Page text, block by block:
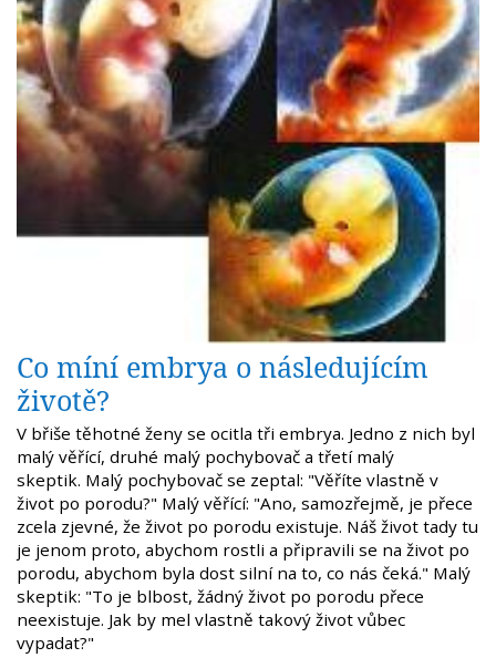
Co míní embrya o následujícím
životě?
V břiše těhotné ženy se ocitla tři embrya. Jedno z nich byl
malý věřící, druhé malý pochybovač a třetí malý
skeptik. Malý pochybovač se zeptal: "Věříte vlastně v
život po porodu?" Malý věřící: "Ano, samozřejmě, je přece
zcela zjevné, že život po porodu existuje. Náš život tady tu
je jenom proto, abychom rostli a připravili se na život po
porodu, abychom byla dost silní na to, co nás čeká." Malý
skeptik: "To je blbost, žádný život po porodu přece
neexistuje. Jak by mel vlastně takový život vůbec
vypadat?"